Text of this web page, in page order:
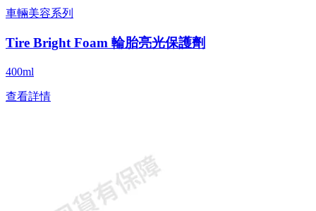
車輛美容系列
Tire Bright Foam 輪胎亮光保護劑
400ml
查看詳情